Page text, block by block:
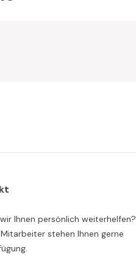
Ihnen persönlich weiterhelfen?
stehen Ihnen gerne